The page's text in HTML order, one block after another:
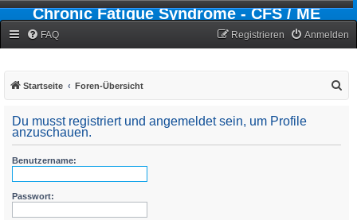
Chronic Fatigue Syndrome - CFS / ME
FAQ Anmelden
Registrieren
Startseite Foren-Übersicht
Du musst registriert und angemeldet sein, um Profile
anzuschauen.
Benutzername:
Passwort: